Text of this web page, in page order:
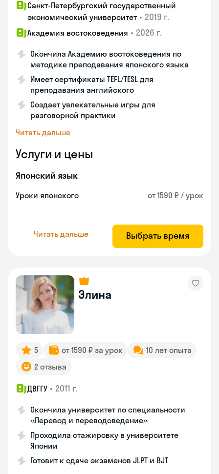
Санкт-Петербургский государственный
экономический университет • 2019 г.
Академия востоковедения • 2026 г.
Окончила Академию востоковедения по
методике преподавания японского языка
Имеет сертификаты TEFL/TESL для
преподавания английского
Создает увлекательные игры для
разговорной практики
Читать дальше
Услуги и цены
Японский язык
Уроки японского от 1590 ₽ / урок
Читать дальше Выбрать время
Элина
5 от 1590 ₽ за урок
10 лет опыта
2 отзыва
ДВГГУ • 2011 г.
Окончила университет по специальности
«Перевод и переводоведение»
Проходила стажировку в университете
Японии
Готовит к сдаче экзаменов JLPT и BJT